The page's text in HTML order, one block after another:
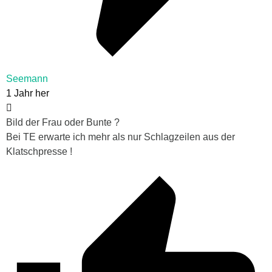
Seemann
1 Jahr her
Bild der Frau oder Bunte ?
Bei TE erwarte ich mehr als nur Schlagzeilen aus der
Klatschpresse !